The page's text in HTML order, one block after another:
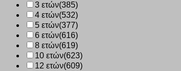
3 ετών(385)
4 ετών(532)
5 ετών(377)
6 ετών(616)
8 ετών(619)
10 ετών(623)
12 ετών(609)